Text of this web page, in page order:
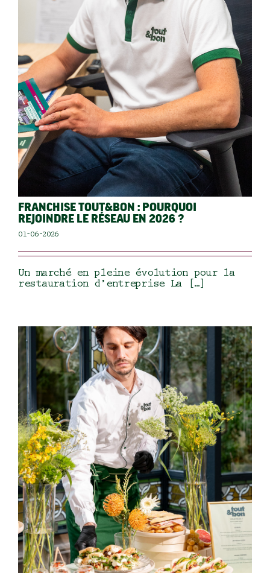
FRANCHISE TOUT&BON : POURQUOI
REJOINDRE LE RÉSEAU EN 2026 ?
01-06-2026
Un marché en pleine évolution pour la
restauration d’entreprise La […]